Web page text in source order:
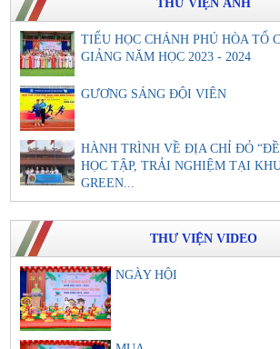
THƯ VIỆN ẢNH
TIỂU HỌC CHÁNH PHÚ HÒA TỔ
GIẢNG NĂM HỌC 2023 - 2024
GƯƠNG SÁNG ĐỘI VIÊN
HÀNH TRÌNH VỀ ĐỊA CHỈ ĐỎ
HỌC TẬP, TRẢI NGHIỆM TẠI
GREEN...
THƯ VIỆN VIDEO
NGÀY HỘI